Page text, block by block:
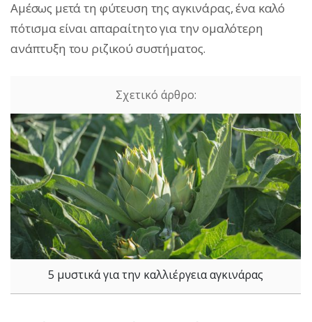
Αμέσως μετά τη φύτευση της αγκινάρας, ένα καλό
πότισμα είναι απαραίτητο για την ομαλότερη
ανάπτυξη του ριζικού συστήματος.
5 μυστικά για την καλλιέργεια αγκινάρας